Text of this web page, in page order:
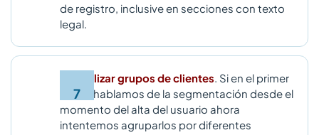
de registro, inclusive en secciones con texto
legal.
Formalizar grupos de clientes. Si en el primer
punto hablamos de la segmentación desde el
momento del alta del usuario ahora
intentemos agruparlos por diferentes